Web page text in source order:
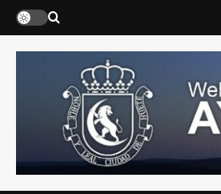
Saltar
contenido